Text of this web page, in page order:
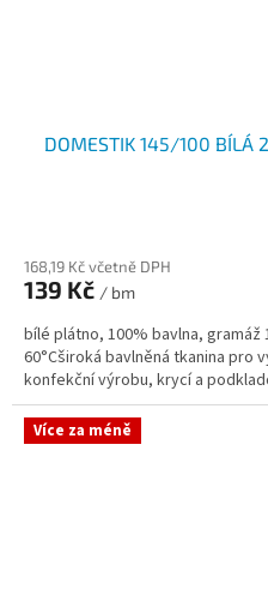
DOMESTIK 145/100 BÍLÁ
168,19 Kč včetně DPH
139 Kč / bm
bílé plátno, 100% bavlna,
60°Cširoká bavlněná tkanina pro
konfekční výrobu, krycí a
Více za méně